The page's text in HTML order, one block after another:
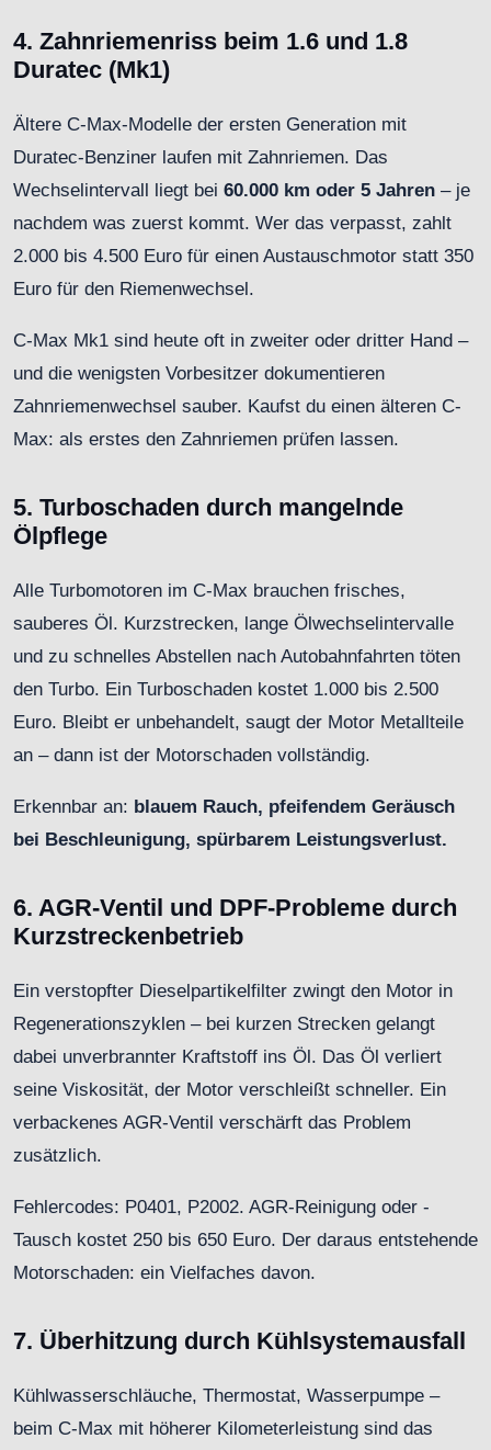
4. Zahnriemenriss beim 1.6 und 1.8
Duratec (Mk1)
Ältere C-Max-Modelle der ersten Generation mit
Duratec-Benziner laufen mit Zahnriemen. Das
Wechselintervall liegt bei 60.000 km oder 5 Jahren– je
nachdem was zuerst kommt. Wer das verpasst, zahlt
2.000 bis 4.500 Euro für einen Austauschmotor statt 350
Euro für den Riemenwechsel.
C-Max Mk1 sind heute oft in zweiter oder dritter Hand –
und die wenigsten Vorbesitzer dokumentieren
Zahnriemenwechsel sauber. Kaufst du einen älteren C-
Max: als erstes den Zahnriemen prüfen lassen.
5. Turboschaden durch mangelnde
Ölpflege
Alle Turbomotoren im C-Max brauchen frisches,
sauberes Öl. Kurzstrecken, lange Ölwechselintervalle
und zu schnelles Abstellen nach Autobahnfahrten töten
den Turbo. Ein Turboschaden kostet 1.000 bis 2.500
Euro. Bleibt er unbehandelt, saugt der Motor Metallteile
an – dann ist der Motorschaden vollständig.
Erkennbar an: blauem Rauch, pfeifendem Geräusch
bei Beschleunigung, spürbarem Leistungsverlust.
6. AGR-Ventil und DPF-Probleme durch
Kurzstreckenbetrieb
Ein verstopfter Dieselpartikelfilter zwingt den Motor in
Regenerationszyklen – bei kurzen Strecken gelangt
dabei unverbrannter Kraftstoff ins Öl. Das Öl verliert
seine Viskosität, der Motor verschleißt schneller. Ein
verbackenes AGR-Ventil verschärft das Problem
zusätzlich.
Fehlercodes: P0401, P2002. AGR-Reinigung oder -
Tausch kostet 250 bis 650 Euro. Der daraus entstehende
Motorschaden: ein Vielfaches davon.
7. Überhitzung durch Kühlsystemausfall
Kühlwasserschläuche, Thermostat, Wasserpumpe –
beim C-Max mit höherer Kilometerleistung sind das